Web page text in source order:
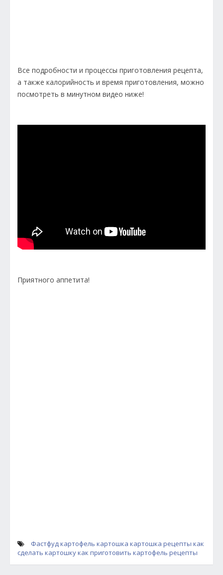
Все подробности и процессы приготовления рецепта,
а также калорийность и время приготовления, можно
посмотреть в минутном видео ниже!
Приятного аппетита!
Фастфуд картофель картошка картошка рецепты как
сделать картошкукак приготовить картофель рецепты